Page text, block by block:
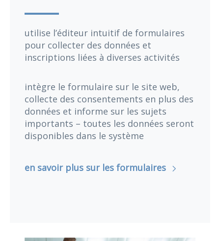
utilise l’éditeur intuitif de formulaires
pour collecter des données et
inscriptions liées à diverses activités
intègre le formulaire sur le site web,
collecte des consentements en plus des
données et informe sur les sujets
importants – toutes les données seront
disponibles dans le système
en savoir plus sur les formulaires